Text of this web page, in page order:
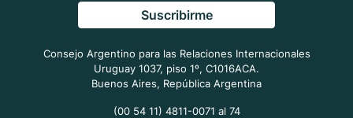
Consejo Argentino para las Relaciones Internacionales
Uruguay 1037, piso 1º, C1016ACA.
Buenos Aires, República Argentina
(00 54 11) 4811-0071 al 74
Suscribirme